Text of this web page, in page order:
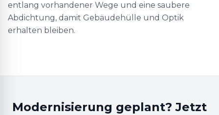
entlang vorhandener Wege und eine saubere
Abdichtung, damit Gebäudehülle und Optik
erhalten bleiben.
Modernisierung geplant? Jetzt